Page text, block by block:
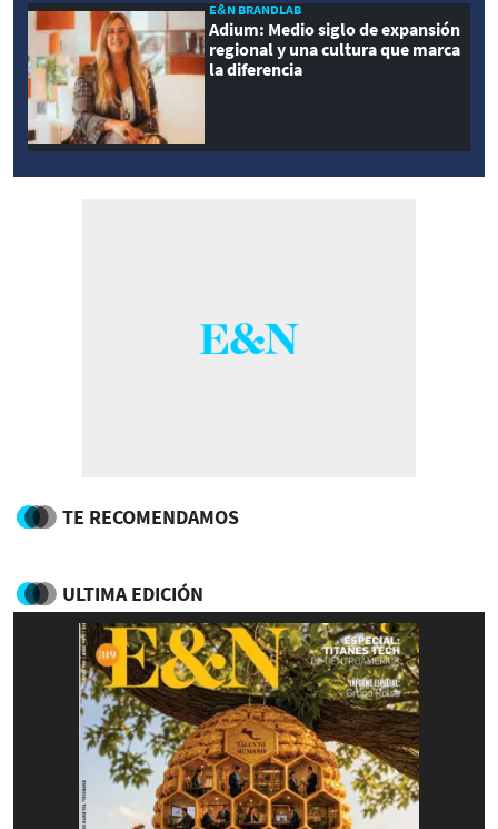
E&N BRANDLAB
Adium: Medio siglo de expansión
regional y una cultura que marca
la diferencia
TE RECOMENDAMOS
ULTIMA EDICIÓN